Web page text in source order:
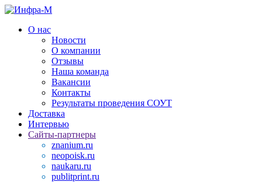
О нас
Новости
О компании
Отзывы
Наша команда
Вакансии
Контакты
Результаты проведения СОУТ
Доставка
Интервью
Сайты-партнеры
znanium.ru
neopoisk.ru
naukaru.ru
publitprint.ru